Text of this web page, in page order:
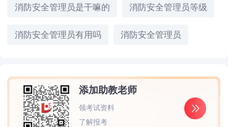
消防安全管理员是干嘛的 消防安全管理员等级
消防安全管理员有用吗 消防安全管理员
添加助教老师
领考试资料
了解报考